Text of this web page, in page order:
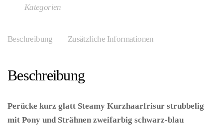
Kategorien
Beschreibung Zusätzliche Informationen
Beschreibung
Perücke kurz glatt Steamy Kurzhaarfrisur strubbelig
mit Pony und Strähnen zweifarbig schwarz-blau